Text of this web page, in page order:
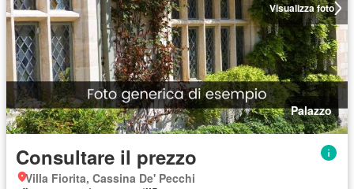
Visualizza foto
Palazzo
Consultare il prezzo
Villa Fiorita, Cassina De' Pecchi